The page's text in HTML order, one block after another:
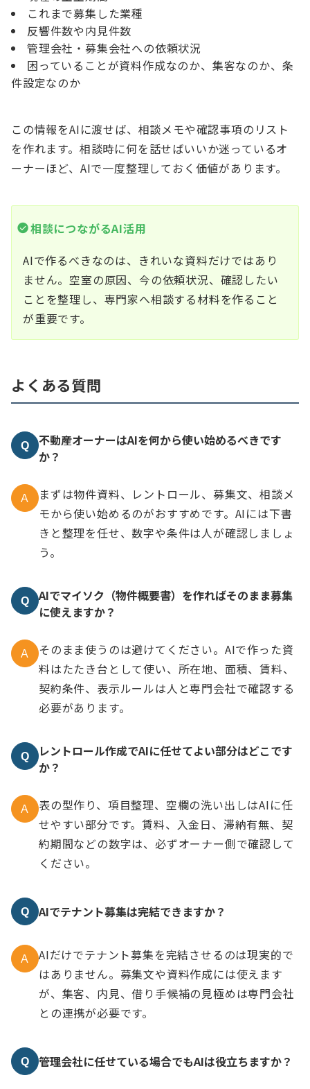
これまで募集した業種
反響件数や内見件数
管理会社・募集会社への依頼状況
困っていることが資料作成なのか、集客なのか、条
件設定なのか
この情報をAIに渡せば、相談メモや確認事項のリスト
を作れます。相談時に何を話せばいいか迷っているオ
ーナーほど、AIで一度整理しておく価値があります。
相談につながるAI活用
AIで作るべきなのは、きれいな資料だけではあり
ません。空室の原因、今の依頼状況、確認したい
ことを整理し、専門家へ相談する材料を作ること
が重要です。
よくある質問
Q
不動産オーナーはAIを何から使い始めるべきです
か？
A
まずは物件資料、レントロール、募集文、相談メ
モから使い始めるのがおすすめです。AIには下書
きと整理を任せ、数字や条件は人が確認しましょ
う。
Q
AIでマイソク（物件概要書）を作ればそのまま募集
に使えますか？
A
そのまま使うのは避けてください。AIで作った資
料はたたき台として使い、所在地、面積、賃料、
契約条件、表示ルールは人と専門会社で確認する
必要があります。
Q
レントロール作成でAIに任せてよい部分はどこです
か？
A
表の型作り、項目整理、空欄の洗い出しはAIに任
せやすい部分です。賃料、入金日、滞納有無、契
約期間などの数字は、必ずオーナー側で確認して
ください。
Q AIでテナント募集は完結できますか？
A
AIだけでテナント募集を完結させるのは現実的で
はありません。募集文や資料作成には使えます
が、集客、内見、借り手候補の見極めは専門会社
との連携が必要です。
Q 管理会社に任せている場合でもAIは役立ちますか？